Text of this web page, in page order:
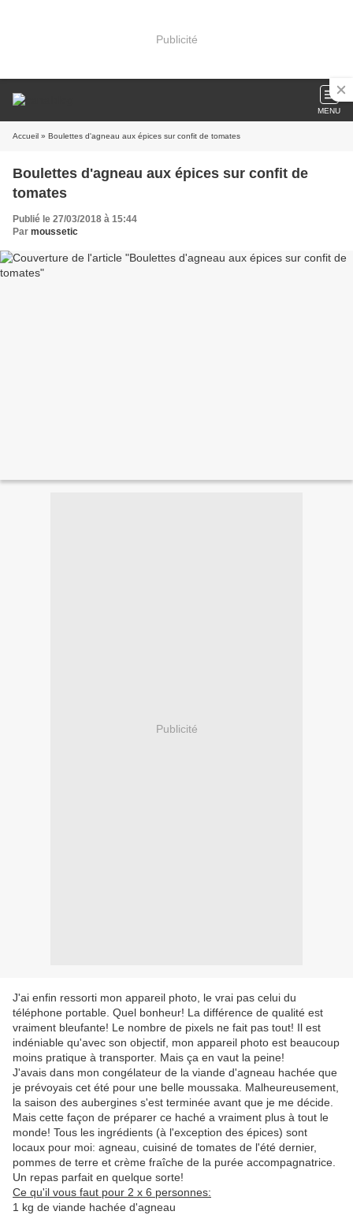
Publicité
MENU
Accueil » Boulettes d'agneau aux épices sur confit de tomates
Boulettes d'agneau aux épices sur confit de
tomates
Publié le 27/03/2018 à 15:44
Par moussetic
Publicité
J'ai enfin ressorti mon appareil photo, le vrai pas celui du
téléphone portable. Quel bonheur! La différence de qualité est
vraiment bleufante! Le nombre de pixels ne fait pas tout! Il est
indéniable qu'avec son objectif, mon appareil photo est beaucoup
moins pratique à transporter. Mais ça en vaut la peine!
J'avais dans mon congélateur de la viande d'agneau hachée que
je prévoyais cet été pour une belle moussaka. Malheureusement,
la saison des aubergines s'est terminée avant que je me décide.
Mais cette façon de préparer ce haché a vraiment plus à tout le
monde! Tous les ingrédients (à l'exception des épices) sont
locaux pour moi: agneau, cuisiné de tomates de l'été dernier,
pommes de terre et crème fraîche de la purée accompagnatrice.
Un repas parfait en quelque sorte!
Ce qu'il vous faut pour 2 x 6 personnes:
1 kg de viande hachée d'agneau